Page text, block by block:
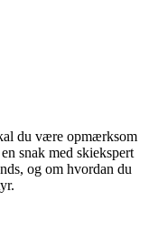
du være opmærksom
snak med skiekspert
og om hvordan du